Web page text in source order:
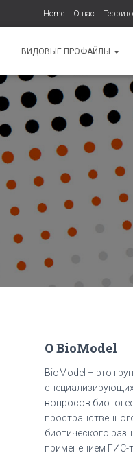
Home О нас
ВИДОВЫЕ ПРОФАЙЛЫ
О BioModel
BioModel – это
вопросов
биотического
применением ГИС-